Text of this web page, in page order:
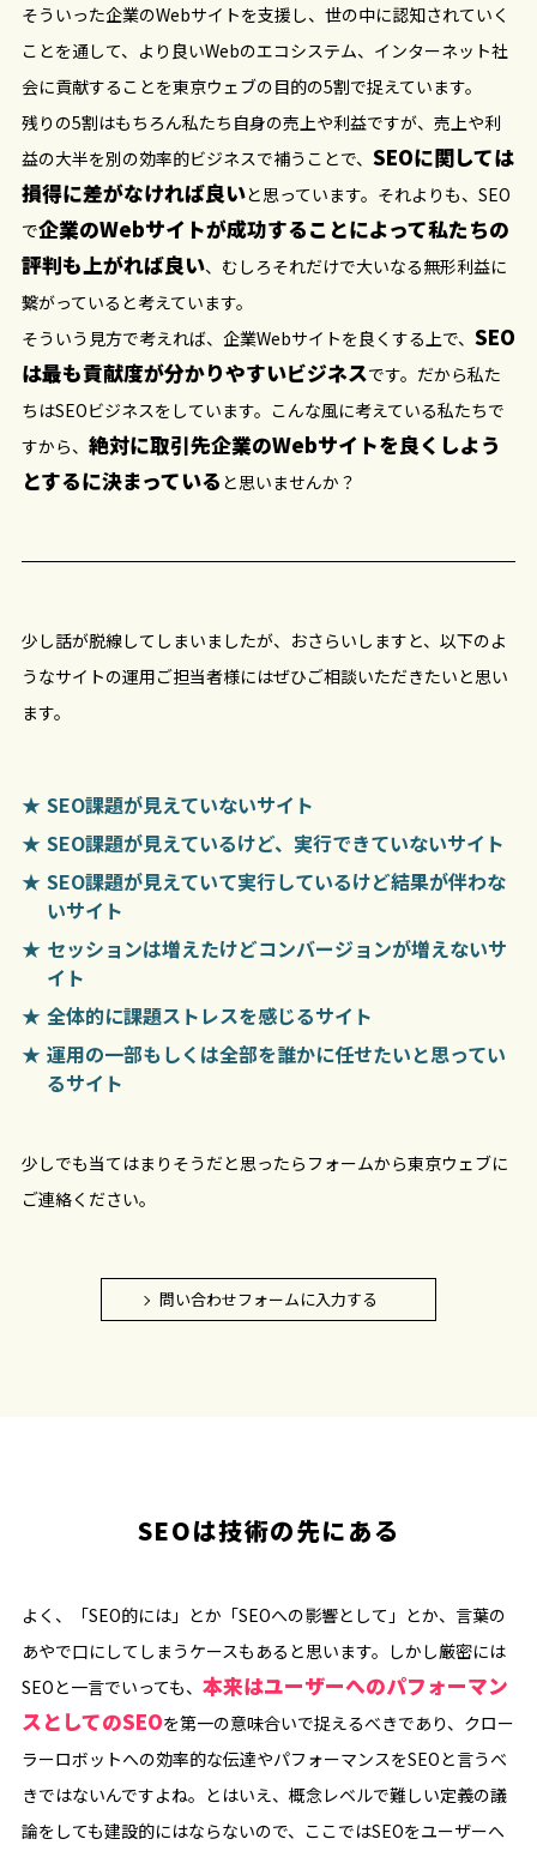
そういった企業のWebサイトを支援し、世の中に認知されていく
ことを通して、より良いWebのエコシステム、インターネット社
会に貢献することを東京ウェブの目的の5割で捉えています。
残りの5割はもちろん私たち自身の売上や利益ですが、売上や利
益の大半を別の効率的ビジネスで補うことで、 SEOに関しては
損得に差がなければ良いと思っています。それよりも、SEO
で企業のWebサイトが成功することによって私たちの
評判も上がれば良い、むしろそれだけで大いなる無形利益に
繋がっていると考えています。
そういう見方で考えれば、企業Webサイトを良くする上で、 SEO
は最も貢献度が分かりやすいビジネスです。だから私た
ちはSEOビジネスをしています。こんな風に考えている私たちで
すから、 絶対に取引先企業のWebサイトを良くしよう
とするに決まっている と思いませんか？
少し話が脱線してしまいましたが、おさらいしますと、以下のよ
うなサイトの運用ご担当者様にはぜひご相談いただきたいと思い
ます。
SEO課題が見えていないサイト
SEO課題が見えているけど、実行できていないサイト
SEO課題が見えていて実行しているけど結果が伴わな
いサイト
セッションは増えたけどコンバージョンが増えないサ
イト
全体的に課題ストレスを感じるサイト
運用の一部もしくは全部を誰かに任せたいと思ってい
るサイト
少しでも当てはまりそうだと思ったらフォームから東京ウェブに
ご連絡ください。
問い合わせフォームに入力する
SEOは技術の先にある
よく、「SEO的には」とか「SEOへの影響として」とか、言葉の
あやで口にしてしまうケースもあると思います。しかし厳密には
SEOと一言でいっても、 本来はユーザーへのパフォーマン
スとしてのSEOを第一の意味合いで捉えるべきであり、クロー
ラーロボットへの効率的な伝達やパフォーマンスをSEOと言うべ
きではないんですよね。とはいえ、概念レベルで難しい定義の議
論をしても建設的にはならないので、ここではSEOをユーザーへ